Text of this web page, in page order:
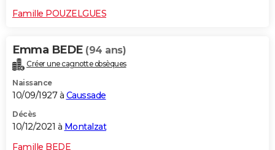
Famille POUZELGUES
Emma BEDE (94 ans)
Créer une cagnotte obsèques
Naissance
10/09/1927 à Caussade
Décès
10/12/2021 à Montalzat
Famille BEDE